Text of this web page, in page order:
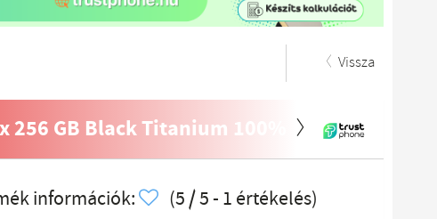
Vissza
GB Black Titanium 100%
információk: (5 / 5 - 1 értékelés)